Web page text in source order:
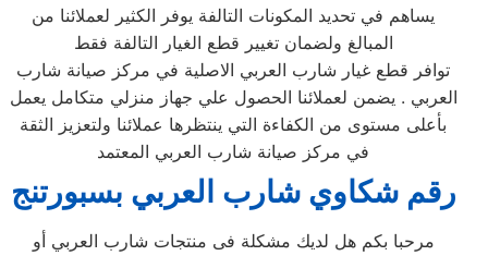
يساهم في تحديد المكونات التالفة يوفر الكثير لعملائنا من
المبالغ ولضمان تغيير قطع الغيار التالفة فقط
توافر قطع غيار شارب العربي الاصلية في مركز صيانة شارب
العربي . يضمن لعملائنا الحصول علي جهاز منزلي متكامل يعمل
بأعلى مستوى من الكفاءة التي ينتظرها عملائنا ولتعزيز الثقة
في مركز صيانة شارب العربي المعتمد
رقم شكاوي شارب العربي بسبورتنج
مرحبا بكم هل لديك مشكلة فى منتجات شارب العربي أو